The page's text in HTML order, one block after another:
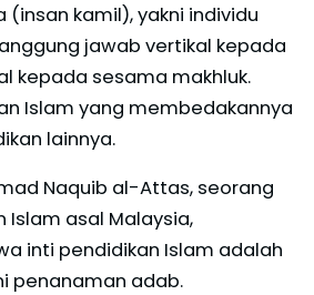
(insan kamil), yakni individu
jawab vertikal kepada
kepada sesama makhluk.
Islam yang membedakannya
lainnya.
Naquib al-Attas, seorang
Islam asal Malaysia,
inti pendidikan Islam adalah
penanaman adab.